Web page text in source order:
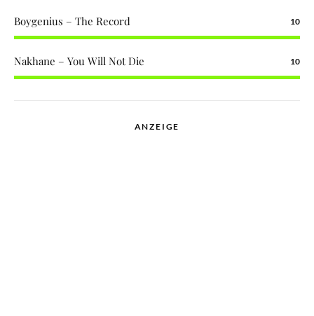
Boygenius – The Record 10
Nakhane – You Will Not Die 10
ANZEIGE